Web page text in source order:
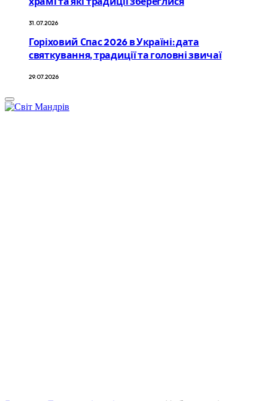
31.07.2026
Горіховий Спас 2026 в Україні: дата
святкування, традиції та головні звичаї
29.07.2026